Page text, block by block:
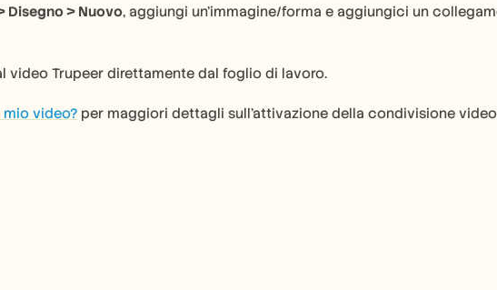
Disegno > Nuovo, aggiungi un'immagine/forma e aggiungici un
video Trupeer direttamente dal foglio di lavoro.
video? per maggiori dettagli sull'attivazione della condivisione video